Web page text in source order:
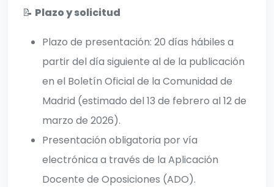
📝 Plazo y solicitud
Plazo de presentación: 20 días hábiles a
partir del día siguiente al de la publicación
en el Boletín Oficial de la Comunidad de
Madrid (estimado del 13 de febrero al 12 de
marzo de 2026).
Presentación obligatoria por vía
electrónica a través de la Aplicación
Docente de Oposiciones (ADO).